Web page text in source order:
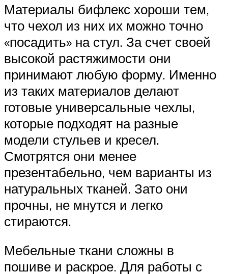
Материалы бифлекс хороши тем,
что чехол из них их можно точно
«посадить» на стул. За счет своей
высокой растяжимости они
принимают любую форму. Именно
из таких материалов делают
готовые универсальные чехлы,
которые подходят на разные
модели стульев и кресел.
Смотрятся они менее
презентабельно, чем варианты из
натуральных тканей. Зато они
прочны, не мнутся и легко
стираются.
Мебельные ткани сложны в
пошиве и раскрое. Для работы с